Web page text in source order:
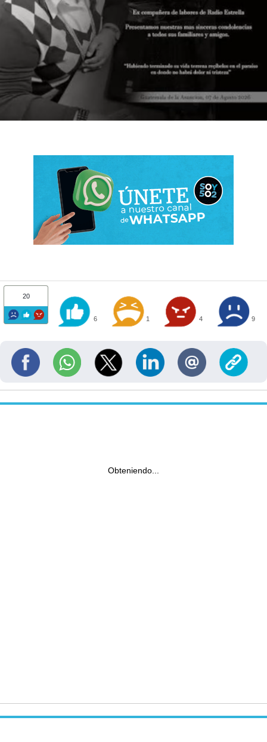
20
6 1 4 9
Obteniendo...